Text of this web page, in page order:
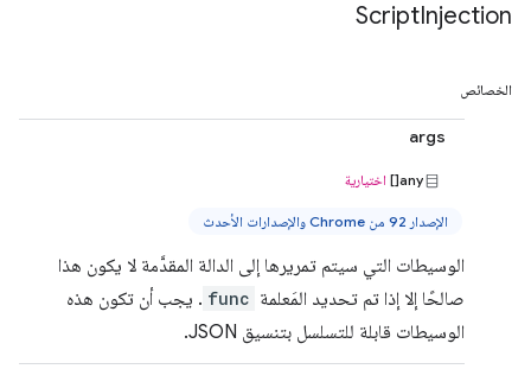
ScriptInjection
الخصائص
args
any[] اختيارية
الإصدار 92 من Chrome والإصدارات الأحدث
الوسيطات التي سيتم تمريرها إلى الدالة المقدَّمة لا يكون هذا
صالحًا إلا إذا تم تحديد المَعلمة func . يجب أن تكون هذه
الوسيطات قابلة للتسلسل بتنسيق JSON.